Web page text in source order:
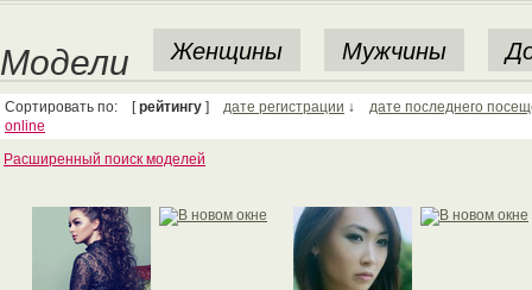
Модели Женщины Мужчины
Сортировать по: [рейтингу ] дате регистрации ↓ дате последнего
online
Расширенный поиск моделей